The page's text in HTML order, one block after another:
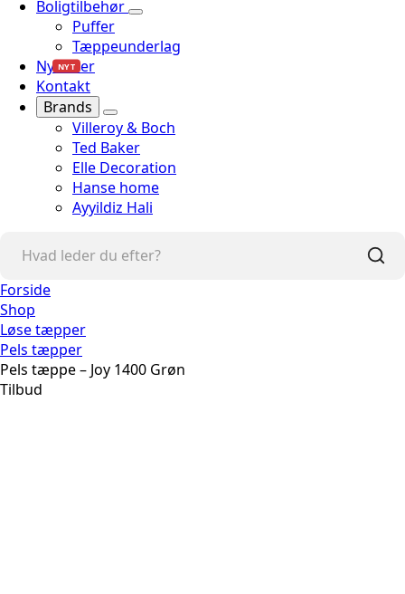
Boligtilbehør
Puffer
Tæppeunderlag
Nyheder
NYT
Kontakt
Brands
Villeroy & Boch
Ted Baker
Elle Decoration
Hanse home
Ayyildiz Hali
Forside
Shop
Løse tæpper
Pels tæpper
Pels tæppe – Joy 1400 Grøn
Tilbud